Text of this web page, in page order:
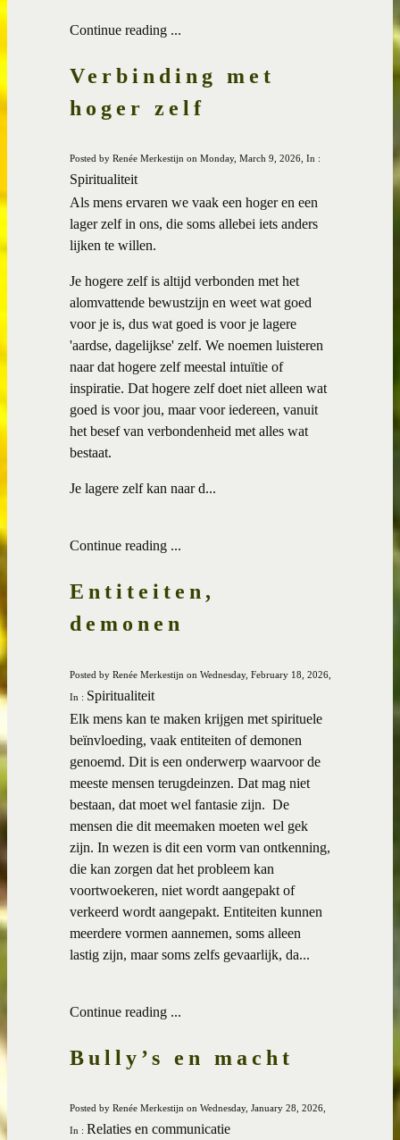
Continue reading ...
Verbinding met
hoger zelf
Posted by Renée Merkestijn on Monday, March 9, 2026, In :
Spiritualiteit
Als mens ervaren we vaak een hoger en een
lager zelf in ons, die soms allebei iets anders
lijken te willen.
Je hogere zelf is altijd verbonden met het
alomvattende bewustzijn en weet wat goed
voor je is, dus wat goed is voor je lagere
'aardse, dagelijkse' zelf. We noemen luisteren
naar dat hogere zelf meestal intuïtie of
inspiratie. Dat hogere zelf doet niet alleen wat
goed is voor jou, maar voor iedereen, vanuit
het besef van verbondenheid met alles wat
bestaat.
Je lagere zelf kan naar d...
Continue reading ...
Entiteiten,
demonen
Posted by Renée Merkestijn on Wednesday, February 18, 2026,
In : Spiritualiteit
Elk mens kan te maken krijgen met spirituele
beïnvloeding, vaak entiteiten of demonen
genoemd. Dit is een onderwerp waarvoor de
meeste mensen terugdeinzen. Dat mag niet
bestaan, dat moet wel fantasie zijn. De
mensen die dit meemaken moeten wel gek
zijn. In wezen is dit een vorm van ontkenning,
die kan zorgen dat het probleem kan
voortwoekeren, niet wordt aangepakt of
verkeerd wordt aangepakt. Entiteiten kunnen
meerdere vormen aannemen, soms alleen
lastig zijn, maar soms zelfs gevaarlijk, da...
Continue reading ...
Bully’s en macht
Posted by Renée Merkestijn on Wednesday, January 28, 2026,
In : Relaties en communicatie